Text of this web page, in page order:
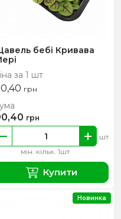
бебі Кривава
за 1 шт
грн
мін. кільк. 1шт
шт
грн
Купити
Новинка